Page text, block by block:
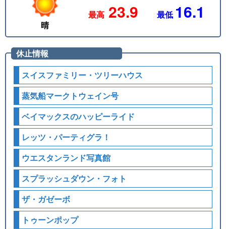
晴
最高 23.9 最低 16.1
休止情報
スイスファミリー・ツリーハウス
蒸気船マークトウェイン号
ベイマックスのハッピーライド
レッツ・パーティグラ！
ウエスタンランド写真館
スプラッシュダウン・フォト
ザ・ガゼーボ
トゥーンポップ